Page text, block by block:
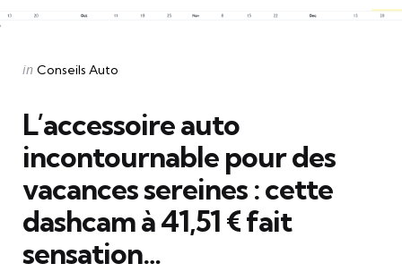
Categories
Posted
in Conseils Auto
L’accessoire auto
incontournable pour des
vacances sereines : cette
dashcam à 41,51 € fait
sensation…